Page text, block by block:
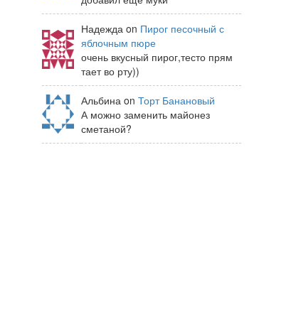
Надежда on Пирог песочный с
яблочным пюре
очень вкусный пирог,тесто прям
тает во рту))
Альбина on Торт Банановый
А можно заменить майонез
сметаной?